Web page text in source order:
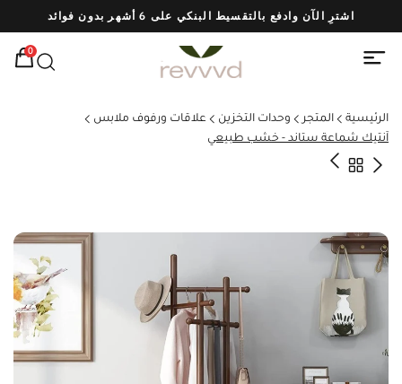
اشترِ الآن وادفع بالتقسيط البنكي على 6 أشهر بدون فوائد
0
الرئيسية المتجر وحدات التخزين
علاقات ورفوف ملابس
آنتيك شماعة ستاند - خشب طبيعي